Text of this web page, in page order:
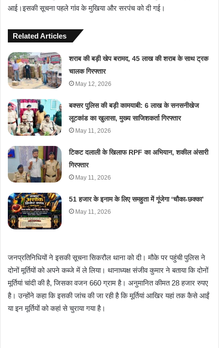
आई।इसकी सूचना पहले गांव के मुखिया और सरपंच को दी गई।
Related Articles
शराब की बड़ी खेप बरामद, 45 लाख की शराब के साथ ट्रक
चालक गिरफ्तार
May 12, 2026
बक्सर पुलिस की बड़ी कामयाबी: 6 लाख के सनसनीखेज
लूटकांड का खुलासा, मुख्य साजिशकर्ता गिरफ्तार
May 11, 2026
टिकट दलाली के खिलाफ RPF का अभियान, शकील अंसारी
गिरफ्तार
May 11, 2026
51 हजार के इनाम के लिए समहुता में गूंजेगा ‘चौका-छक्का’
May 11, 2026
जनप्रतिनिधियों ने इसकी सूचना सिकरौल थाना को दी। मौके पर पहुंची पुलिस ने
दोनों मूर्तियों को अपने कब्जे में ले लिया। थानाध्यक्ष संजीव कुमार ने बताया कि दोनों
मूर्तियां चांदी की है, जिसका वजन 660 ग्राम है। अनुमानित कीमत 28 हजार रुपए
है। उन्होंने कहा कि इसकी जांच की जा रही है कि मूर्तियां आखिर यहां तक कैसे आईं
या इन मूर्तियों को कहां से चुराया गया है।